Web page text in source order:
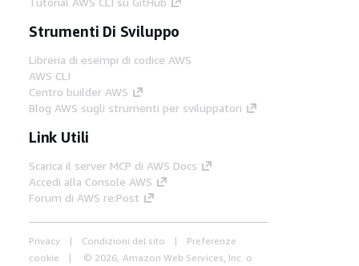
Strumenti Di Sviluppo
Libreria di esempi di codice AWS
AWS CLI
Centro builder AWS
Blog AWS sugli strumenti per sviluppatori
Link Utili
Scarica il server MCP di AWS Docs
Accedi alla Console AWS
Forum di AWS re:Post
Privacy Condizioni del sito
Preferenze
cookie
© 2026, Amazon Web Services, Inc. o